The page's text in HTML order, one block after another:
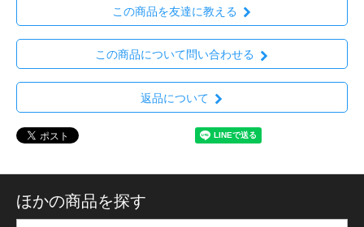
この商品を友達に教える
この商品について問い合わせる
返品について
ほかの商品を探す